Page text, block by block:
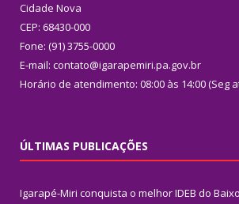
Cidade Nova
CEP: 68430-000
Fone: (91) 3755-0000
E-mail: contato@igarapemiri.pa.gov.br
Horário de atendimento: 08:00 às 14:00 (Seg
ÚLTIMAS PUBLICAÇÕES
Igarapé-Miri conquista o melhor IDEB do